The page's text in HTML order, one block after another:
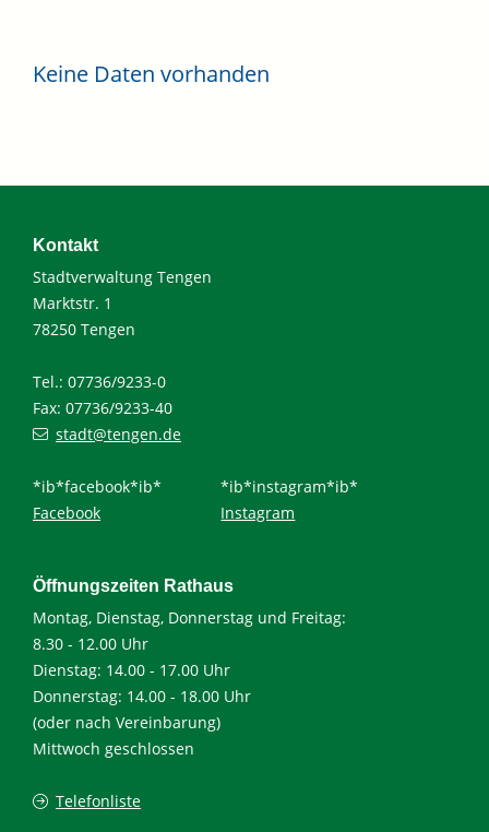
Keine Daten vorhanden
Kontakt
Stadtverwaltung Tengen
Marktstr. 1
78250 Tengen
Tel.: 07736/9233-0
Fax: 07736/9233-40
stadt@tengen.de
*ib*facebook*ib*
Facebook
*ib*instagram*ib*
Instagram
Öffnungszeiten Rathaus
Montag, Dienstag, Donnerstag und Freitag:
8.30 - 12.00 Uhr
Dienstag: 14.00 - 17.00 Uhr
Donnerstag: 14.00 - 18.00 Uhr
(oder nach Vereinbarung)
Mittwoch geschlossen
Telefonliste